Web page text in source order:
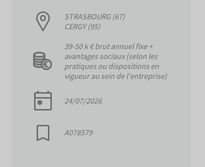
STRASBOURG (67)
CERGY (95)
39-50 k € brut annuel fixe +
avantages sociaux (selon les
pratiques ou dispositions en
vigueur au sein de l'entreprise)
24/07/2026
A078579